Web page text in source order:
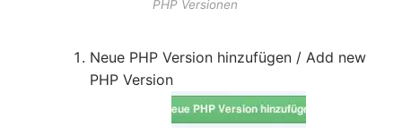
PHP Versionen
Neue PHP Version hinzufügen / Add new
PHP Version